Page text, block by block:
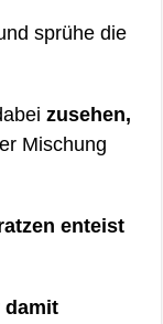
sprühe die
zusehen,
Mischung
enteist
damit